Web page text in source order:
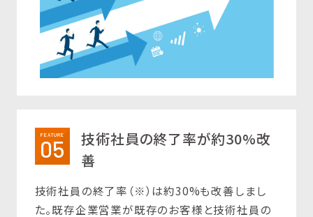
FEATURE
05
技術社員の終了率が約30%改
善
技術社員の終了率（※）は約30%も改善しまし
た。既存企業営業が既存のお客様と技術社員の